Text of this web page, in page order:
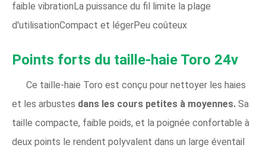
faible vibrationLa puissance du fil limite la plage
d'utilisationCompact et légerPeu coûteux
Points forts du taille-haie Toro 24v
Ce taille-haie Toro est conçu pour nettoyer les haies
et les arbustes dans les cours petites à moyennes. Sa
taille compacte, faible poids, et la poignée confortable à
deux points le rendent polyvalent dans un large éventail